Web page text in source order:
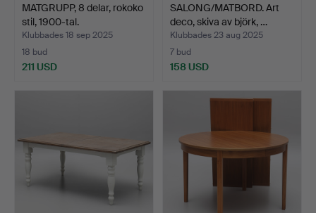
MATGRUPP, 8 delar, rokoko
stil, 1900-tal.
Klubbades 18 sep 2025
18 bud
211 USD
SALONG/MATBORD. Art
deco, skiva av björk, …
Klubbades 23 aug 2025
7 bud
158 USD